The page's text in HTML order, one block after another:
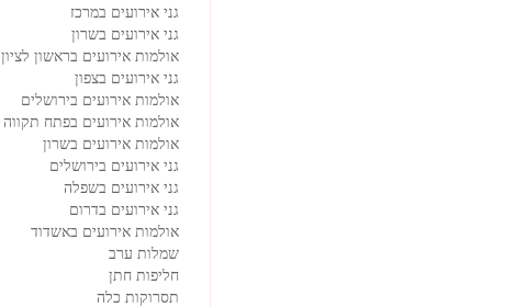
גני אירועים במרכז
גני אירועים בשרון
אולמות אירועים בראשון לציון
גני אירועים בצפון
אולמות אירועים בירושלים
אולמות אירועים בפתח תקווה
אולמות אירועים בשרון
גני אירועים בירושלים
גני אירועים בשפלה
גני אירועים בדרום
אולמות אירועים באשדוד
שמלות ערב
חליפות חתן
תסרוקות כלה